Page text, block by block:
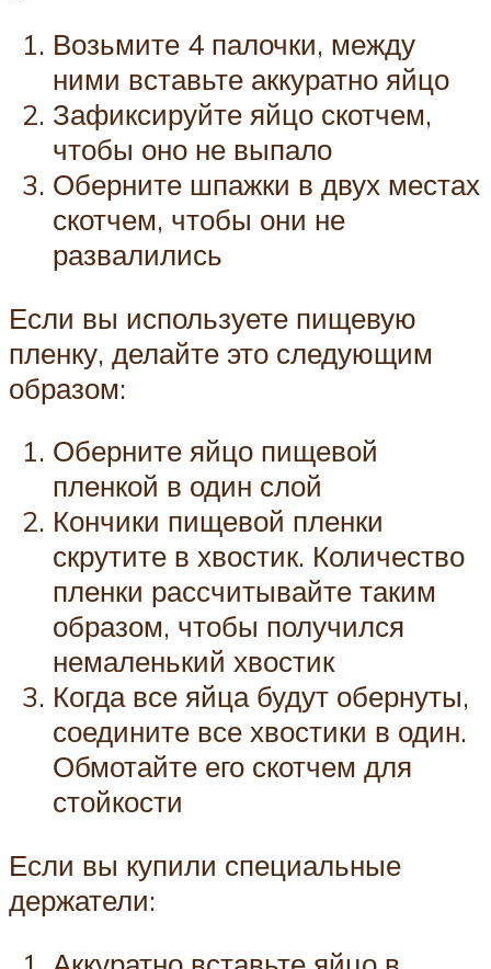
Возьмите 4 палочки, между
ними вставьте аккуратно яйцо
Зафиксируйте яйцо скотчем,
чтобы оно не выпало
Оберните шпажки в двух местах
скотчем, чтобы они не
развалились
Если вы используете пищевую
пленку, делайте это следующим
образом:
Оберните яйцо пищевой
пленкой в один слой
Кончики пищевой пленки
скрутите в хвостик. Количество
пленки рассчитывайте таким
образом, чтобы получился
немаленький хвостик
Когда все яйца будут обернуты,
соедините все хвостики в один.
Обмотайте его скотчем для
стойкости
Если вы купили специальные
держатели: